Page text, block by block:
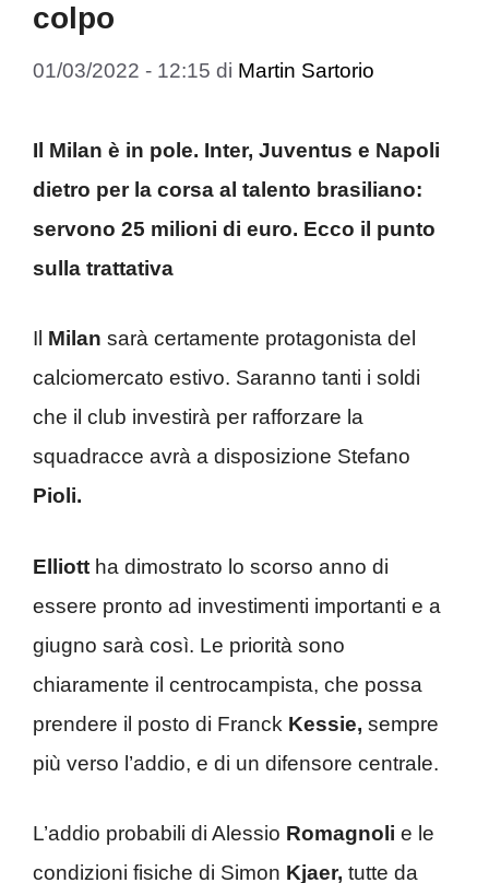
colpo
01/03/2022 - 12:15 di Martin Sartorio
Il Milan è in pole. Inter, Juventus e Napoli
dietro per la corsa al talento brasiliano:
servono 25 milioni di euro. Ecco il punto
sulla trattativa
Il Milan sarà certamente protagonista del
calciomercato estivo. Saranno tanti i soldi
che il club investirà per rafforzare la
squadracce avrà a disposizione Stefano
Pioli.
Elliott ha dimostrato lo scorso anno di
essere pronto ad investimenti importanti e a
giugno sarà così. Le priorità sono
chiaramente il centrocampista, che possa
prendere il posto di Franck Kessie, sempre
più verso l’addio, e di un difensore centrale.
L’addio probabili di Alessio Romagnoli e le
condizioni fisiche di Simon Kjaer, tutte da